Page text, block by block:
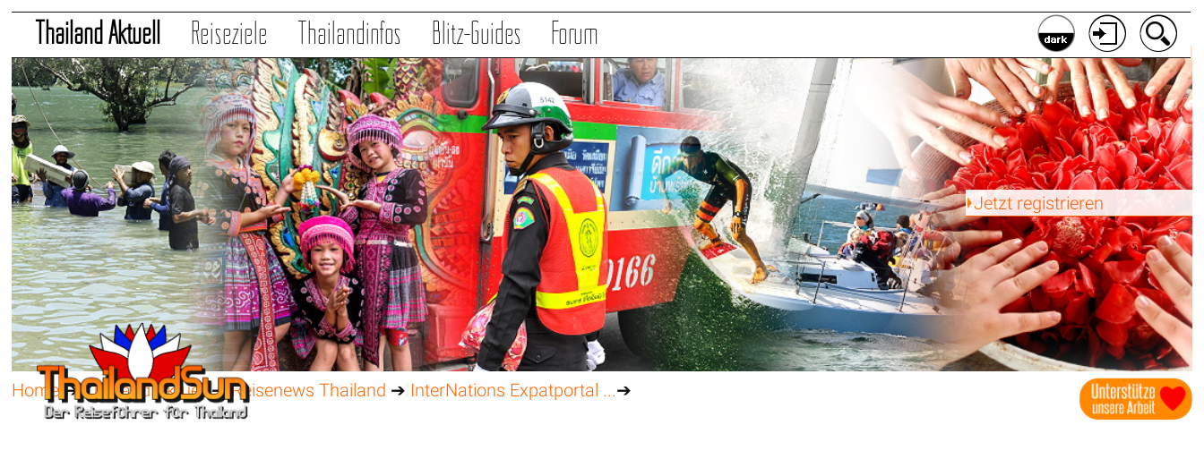
Thailand Aktuell Reiseziele Thailandinfos Blitz-Guides Forum
Jetzt registrieren
Home➔Thailand Aktuell➔Reisenews Thailand ➔ InterNations Expatportal ...➔